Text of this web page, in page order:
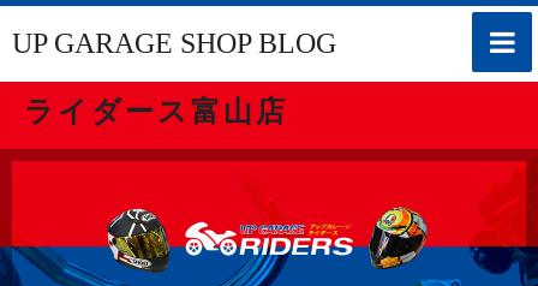
toggle
UP GARAGE SHOP BLOG
ライダース富山店